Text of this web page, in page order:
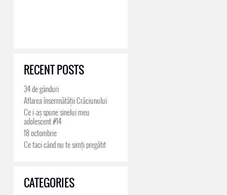
RECENT POSTS
34 de gânduri
Aflarea însemnătății Crăciunului
Ce i-aș spune sinelui meu
adolescent #14
18 octombrie
Ce faci când nu te simți pregătit
CATEGORIES